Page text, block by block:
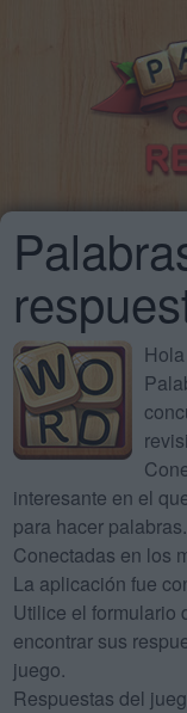
interesante en el
para hacer
Conectadas en los
La aplicación fue
Utilice el formulario
encontrar sus
juego.
Respuestas del